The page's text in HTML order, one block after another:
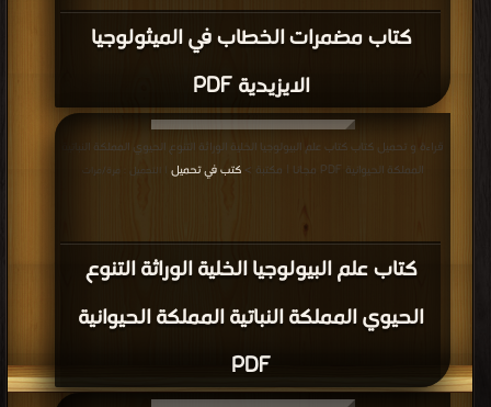
كتاب مضمرات الخطاب في الميثولوجيا
الايزيدية PDF
كتاب علم البيولوجيا الخلية الوراثة التنوع
الحيوي المملكة النباتية المملكة الحيوانية
PDF
قراءة و تحميل كتاب كتاب علم البيولوجيا الخلية الوراثة التنوع الحيوي المملكة النباتية
المملكة الحيوانية PDF مجانا | مكتبة >
كتب في تحميل | التحميل : مرة/مرات